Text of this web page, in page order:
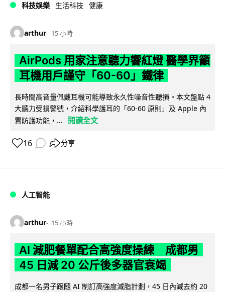
科技娛樂 生活科技 健康
arthur 15 小時
AirPods 用家注意聽力響紅燈 醫學界籲
耳機用戶謹守「60-60」鐵律
長時間高音量佩戴耳機可能導致永久性噪音性聽損。本文盤點 4
大聽力受損警號，介紹科學護耳的「60-60 原則」及 Apple 內
置防護功能，...
閱讀全文
16 分享
人工智能
arthur 15 小時
AI 減肥餐單配合高強度操練 成都男
45 日減 20 公斤後多器官衰竭
成都一名男子跟隨 AI 制訂高強度減脂計劃，45 日內減去約 20